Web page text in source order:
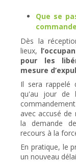
Que se
Dès la
lieux,
pour les
mesure
Il sera rappelé
qu'au jour de
avec accusé
la demande
recours à la
En pratique, le
un nouveau